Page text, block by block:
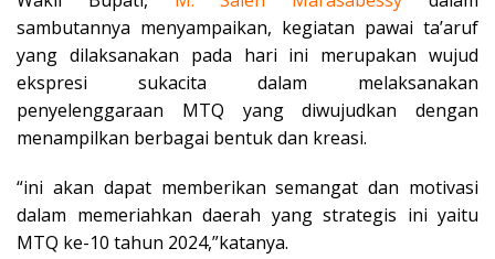
sambutannya menyampaikan, kegiatan pawai ta’aruf
yang dilaksanakan pada hari ini merupakan wujud
ekspresi sukacita dalam melaksanakan
penyelenggaraan MTQ yang diwujudkan dengan
menampilkan berbagai bentuk dan kreasi.
“ini akan dapat memberikan semangat dan motivasi
dalam memeriahkan daerah yang strategis ini yaitu
MTQ ke-10 tahun 2024,”katanya.